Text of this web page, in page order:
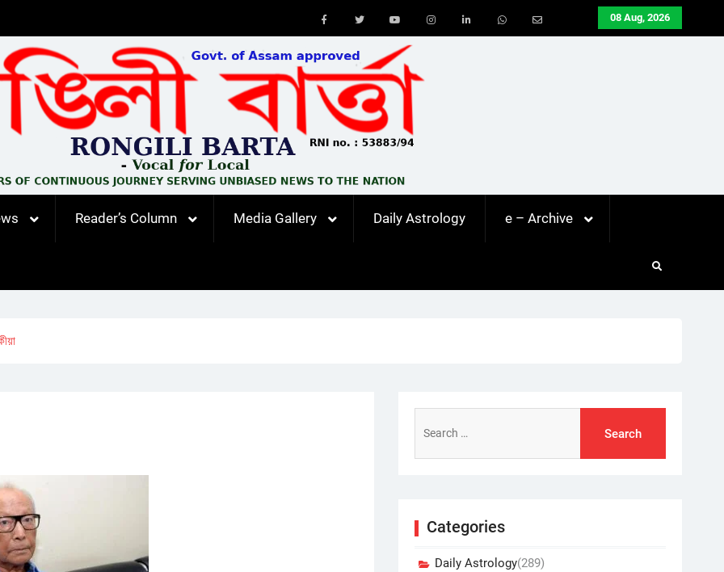
08 Aug, 2026
Youtube
Reader’s Column Media Gallery Daily Astrology e – Archive
for:
Categories
Daily Astrology(289)